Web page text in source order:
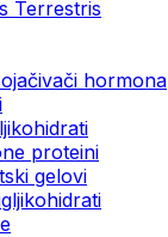
Terrestris
hormona
proteini
gelovi